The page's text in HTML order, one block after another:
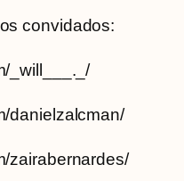
convidados:
_will___._/
danielzalcman/
zairabernardes/